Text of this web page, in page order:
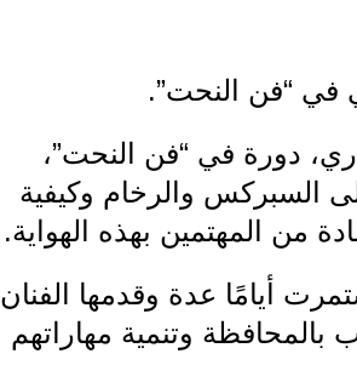
دورة في “فن النحت”،
السبركس والرخام وكيفية
من المهتمين بهذه الهواية.
أيامًا عدة وقدمها الفنان
بالمحافظة وتنمية مهاراتهم